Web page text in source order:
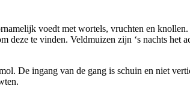
voedt met wortels, vruchten en
deze te vinden. Veldmuizen zijn ‘s nachts
De ingang van de gang is schuin en niet